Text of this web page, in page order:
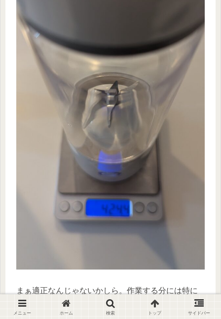
まぁ適正なんじゃないかしら。作業する分には特に
不便を感じない重さでした。
メニュー ホーム 検索 トップ サイドバー